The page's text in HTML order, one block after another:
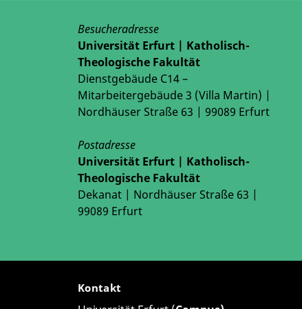
Besucheradresse
Universität Erfurt | Katholisch-
Theologische Fakultät
Dienstgebäude C14 –
Mitarbeitergebäude 3 (Villa Martin) |
Nordhäuser Straße 63 | 99089 Erfurt
Postadresse
Universität Erfurt | Katholisch-
Theologische Fakultät
Dekanat | Nordhäuser Straße 63 |
99089 Erfurt
Kontakt